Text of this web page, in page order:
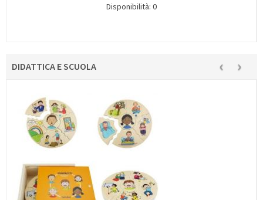
Disponibilità: 0
DIDATTICA E SCUOLA ‹ ›